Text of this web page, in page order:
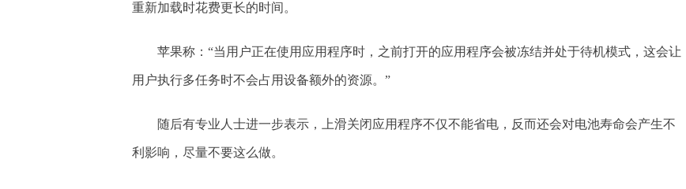
重新加载时花费更长的时间。
苹果称：“当用户正在使用应用程序时，之前打开的应用程序会被冻结并处于待机模式，这会让
用户执行多任务时不会占用设备额外的资源。”
随后有专业人士进一步表示，上滑关闭应用程序不仅不能省电，反而还会对电池寿命会产生不
利影响，尽量不要这么做。